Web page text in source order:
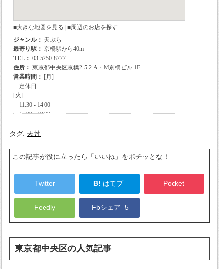
タグ: 天丼
この記事が役に立ったら「いいね」をポチッとな！
Twitter B! はてブ Pocket
Feedly Fbシェア5
東京都中央区の人気記事